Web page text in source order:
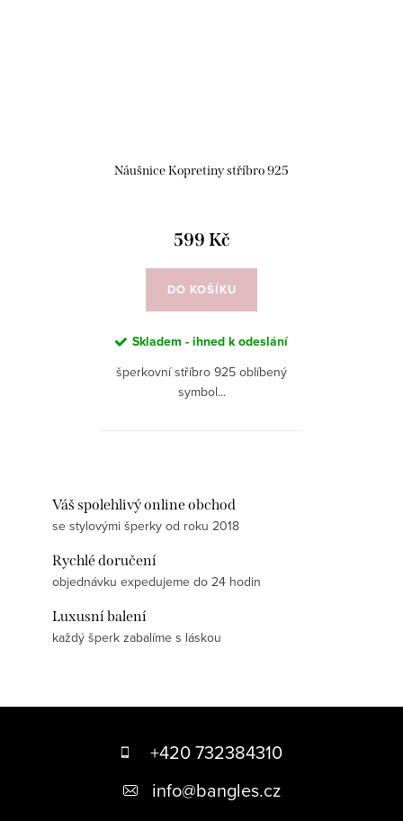
Náušnice Kopretiny stříbro 925
599 Kč
DO KOŠÍKU
Skladem - ihned k odeslání
šperkovní stříbro 925 oblíbený
symbol...
Váš spolehlivý online obchod
se stylovými šperky od roku 2018
Rychlé doručení
objednávku expedujeme do 24 hodin
Luxusní balení
každý šperk zabalíme s láskou
+420 732384310
info@bangles.cz